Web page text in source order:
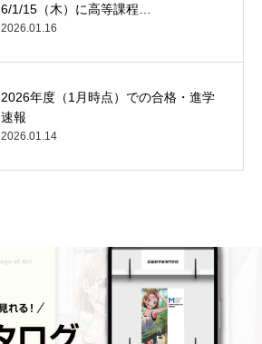
6/1/15（木）に高等課程…
2026.01.16
2026年度（1月時点）での合格・進学
速報
2026.01.14